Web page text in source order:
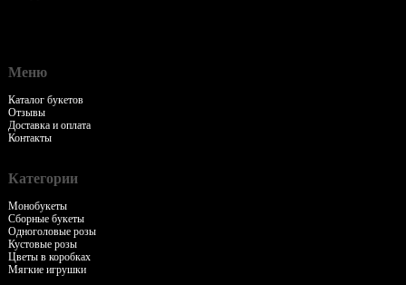
Меню
Каталог букетов
Отзывы
Доставка и оплата
Контакты
Категории
Монобукеты
Сборные букеты
Одноголовые розы
Кустовые розы
Цветы в коробках
Мягкие игрушки